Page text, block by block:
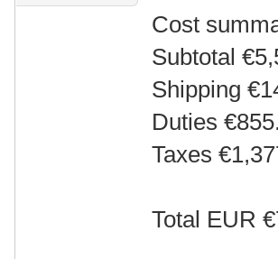
Cost
Subtotal
Shipping
Duties
Taxes
Total EUR